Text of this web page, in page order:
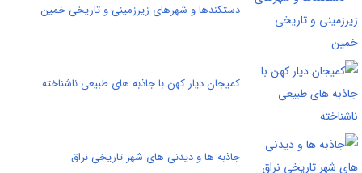
دستکندها و شهرهای زیرزمینی و تاریخی خمین
کمیجان دیار کهن با جاذبه های طبیعی ناشناخته
جاذبه ها و دیدنی های شهر تاریخی نراق